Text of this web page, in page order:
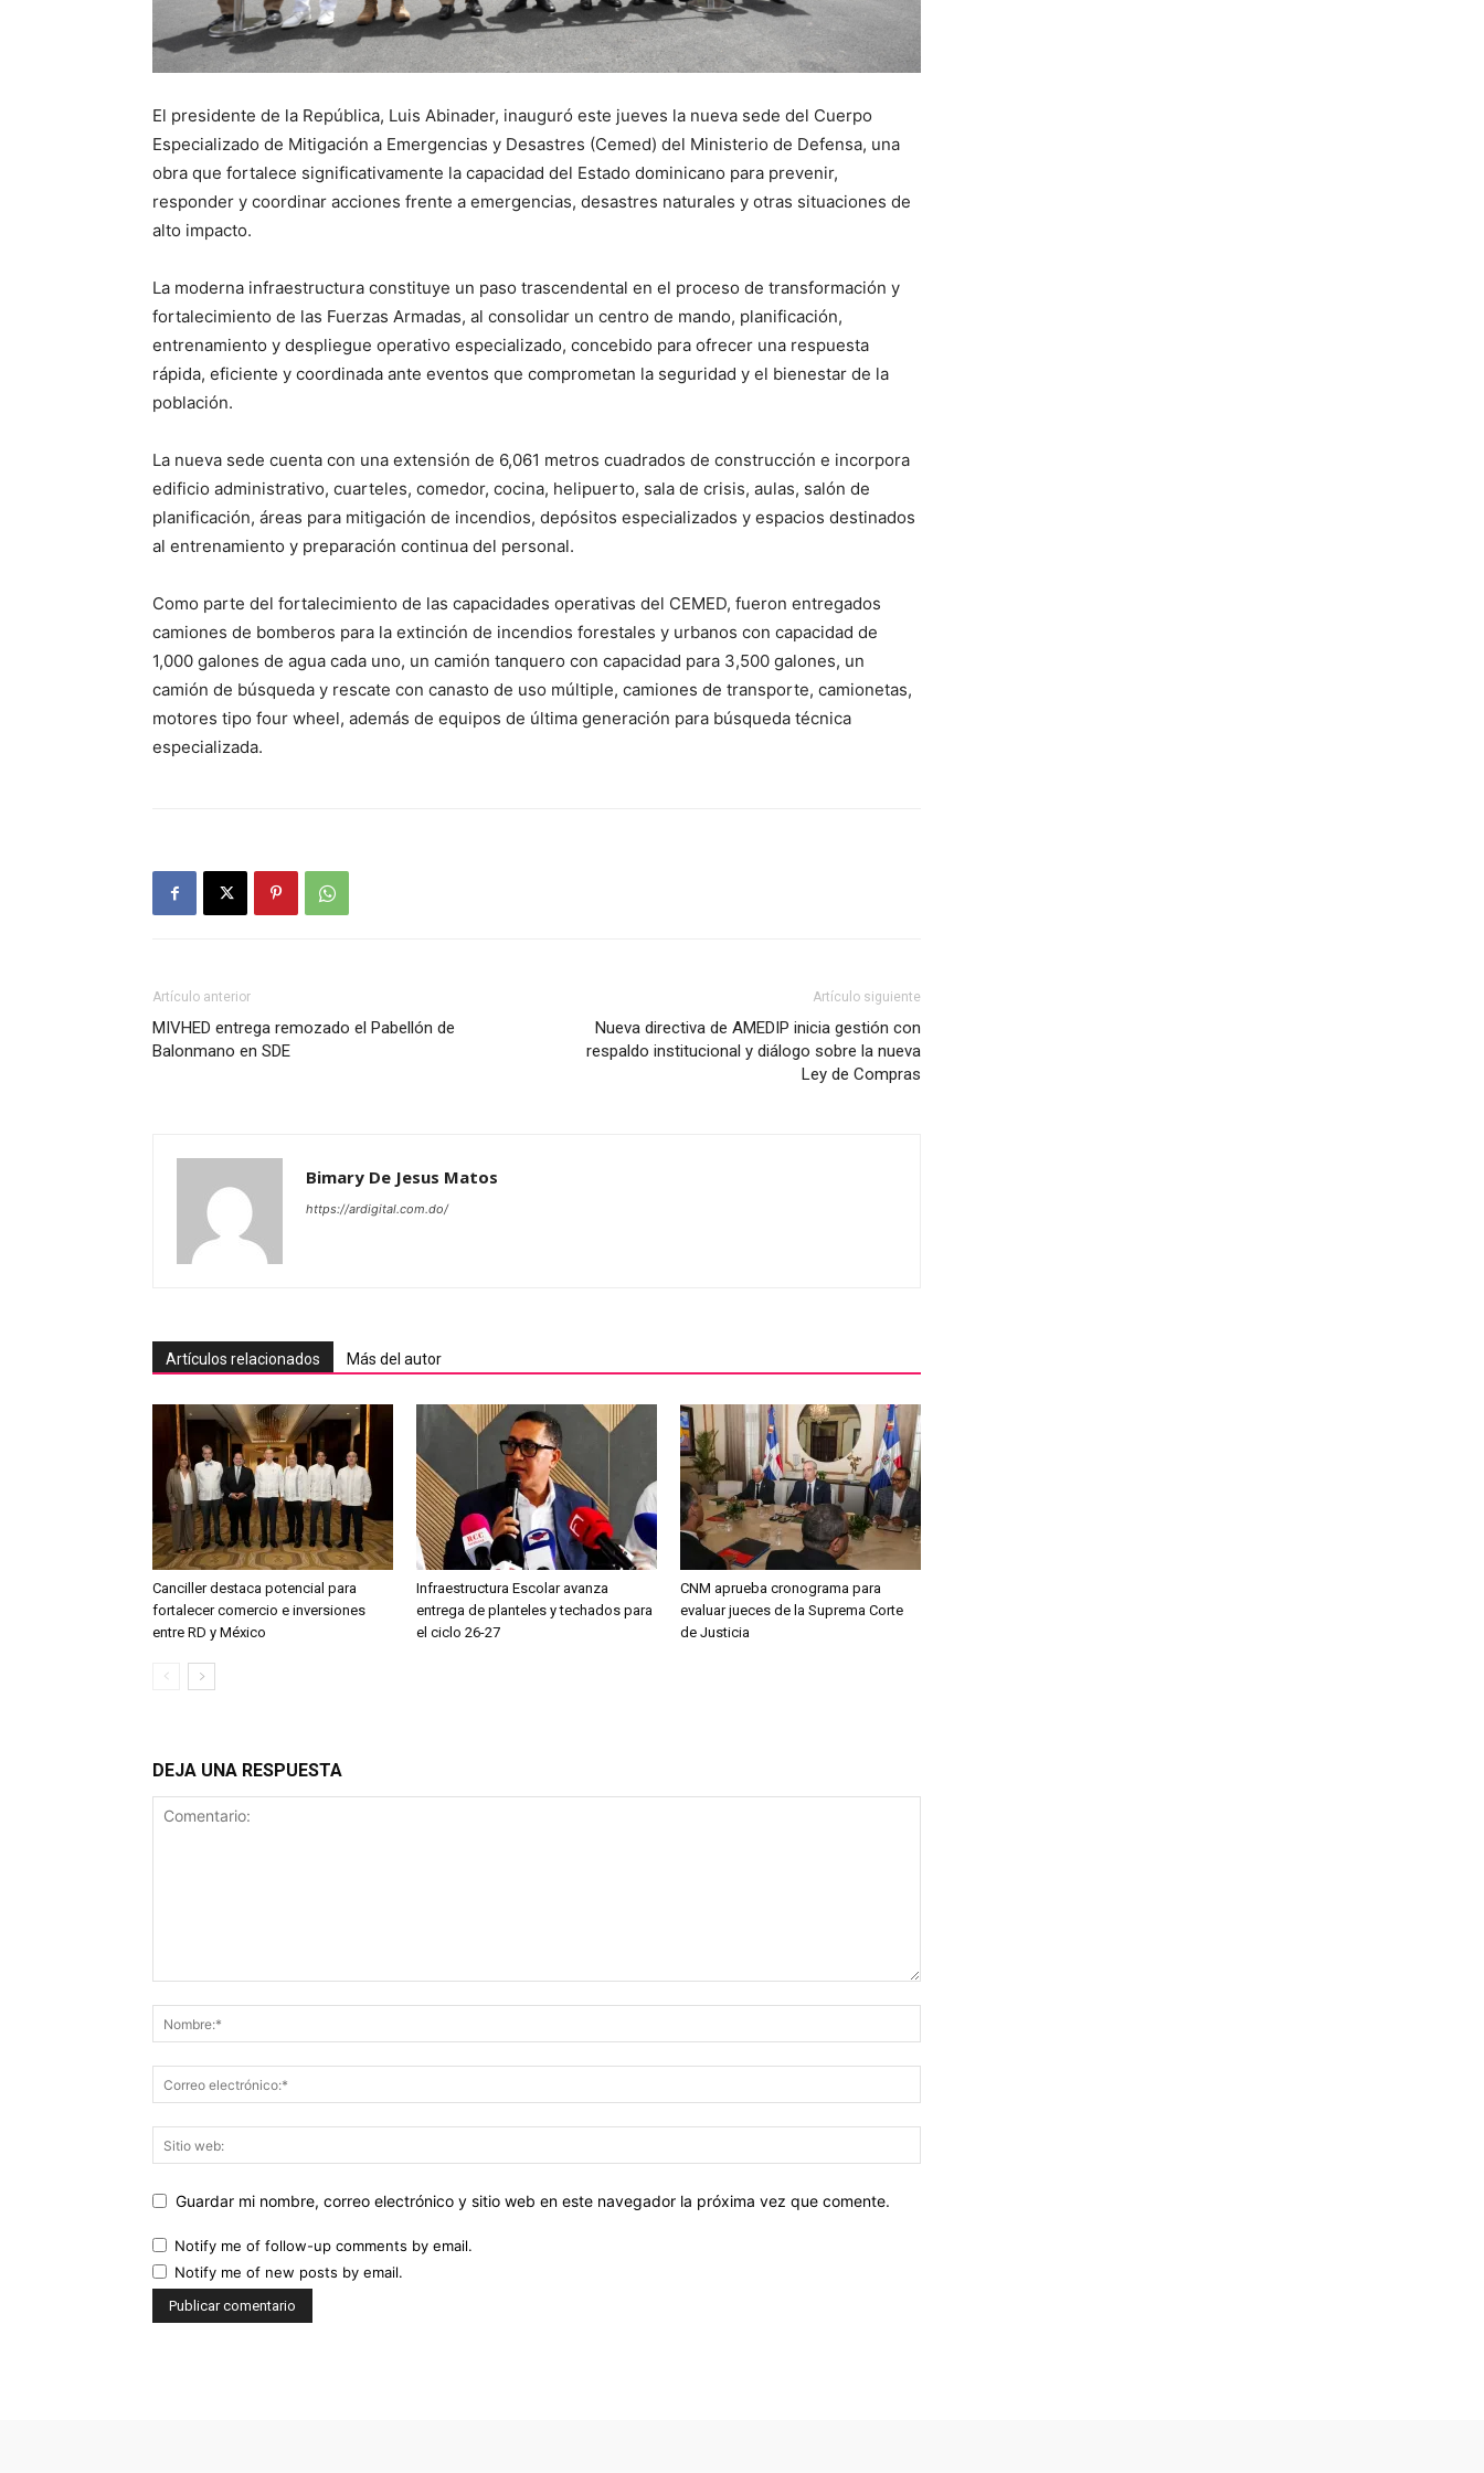
El presidente de la República, Luis Abinader, inauguró este jueves la nueva sede del Cuerpo
Especializado de Mitigación a Emergencias y Desastres (Cemed) del Ministerio de Defensa, una
obra que fortalece significativamente la capacidad del Estado dominicano para prevenir,
responder y coordinar acciones frente a emergencias, desastres naturales y otras situaciones de
alto impacto.
La moderna infraestructura constituye un paso trascendental en el proceso de transformación y
fortalecimiento de las Fuerzas Armadas, al consolidar un centro de mando, planificación,
entrenamiento y despliegue operativo especializado, concebido para ofrecer una respuesta
rápida, eficiente y coordinada ante eventos que comprometan la seguridad y el bienestar de la
población.
La nueva sede cuenta con una extensión de 6,061 metros cuadrados de construcción e incorpora
edificio administrativo, cuarteles, comedor, cocina, helipuerto, sala de crisis, aulas, salón de
planificación, áreas para mitigación de incendios, depósitos especializados y espacios destinados
al entrenamiento y preparación continua del personal.
Como parte del fortalecimiento de las capacidades operativas del CEMED, fueron entregados
camiones de bomberos para la extinción de incendios forestales y urbanos con capacidad de
1,000 galones de agua cada uno, un camión tanquero con capacidad para 3,500 galones, un
camión de búsqueda y rescate con canasto de uso múltiple, camiones de transporte, camionetas,
motores tipo four wheel, además de equipos de última generación para búsqueda técnica
especializada.
Artículo anterior
MIVHED entrega remozado el Pabellón de
Balonmano en SDE
Artículo siguiente
Nueva directiva de AMEDIP inicia gestión con
respaldo institucional y diálogo sobre la nueva
Ley de Compras
Bimary De Jesus Matos
https://ardigital.com.do/
Artículos relacionados Más del autor
Canciller destaca potencial para
fortalecer comercio e inversiones
entre RD y México
Infraestructura Escolar avanza
entrega de planteles y techados para
el ciclo 26-27
CNM aprueba cronograma para
evaluar jueces de la Suprema Corte
de Justicia
DEJA UNA RESPUESTA
Guardar mi nombre, correo electrónico y sitio web en este navegador la próxima vez que comente.
Notify me of follow-up comments by email.
Notify me of new posts by email.